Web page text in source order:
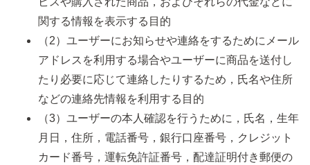
関する情報を表示する目的
（2）ユーザーにお知らせや連絡をするためにメール
アドレスを利用する場合やユーザーに商品を送付し
たり必要に応じて連絡したりするため，氏名や住所
などの連絡先情報を利用する目的
（3）ユーザーの本人確認を行うために，氏名，生年
月日，住所，電話番号，銀行口座番号，クレジット
カード番号，運転免許証番号，配達証明付き郵便の